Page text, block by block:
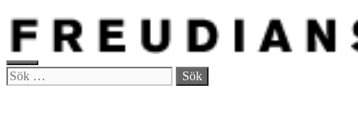
Hoppa
innehåll
MENY
Sök